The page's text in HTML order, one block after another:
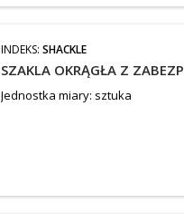
INDEKS:SHACKLE
SZAKLA OKRĄGŁA Z
Jednostka miary: sztuka